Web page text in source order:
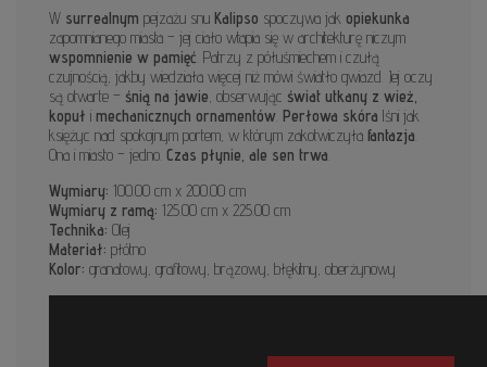
W surrealnym pejzażu snu Kalipso spoczywa jak opiekunka
zapomnianego miasta – jej ciało wtapia się w architekturę niczym
wspomnienie w pamięć . Patrzy z półuśmiechem i czułą
czujnością, jakby wiedziała więcej niż mówi światło gwiazd. Jej oczy
są otwarte – śnią na jawie , obserwując świat utkany z wież,
kopuł i mechanicznych ornamentów Perłowa skóra lśni jak
księżyc nad spokojnym portem, w którym zakotwiczyła fantazja
Ona i miasto – jedno. Czas płynie, ale sen trwa
Wymiary: 100.00 cm x 200.00 cm
Wymiary z ramą: 125.00 cm x 225.00 cm
Technika: Olej
Materiał: płótno
Kolor: granatowy, grafitowy, brązowy, błękitny, oberżynowy